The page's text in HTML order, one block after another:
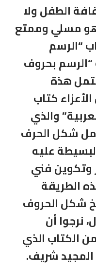
الطفل ولا
مسلي وممتع
“الرسم
“الرسم بحروف
هذة
كتاب
والذي
شكل الحرف
عليه
فني
الطريقة
شكل الحروف
نرجوا أن
الكتاب الذي
المجید شریف.